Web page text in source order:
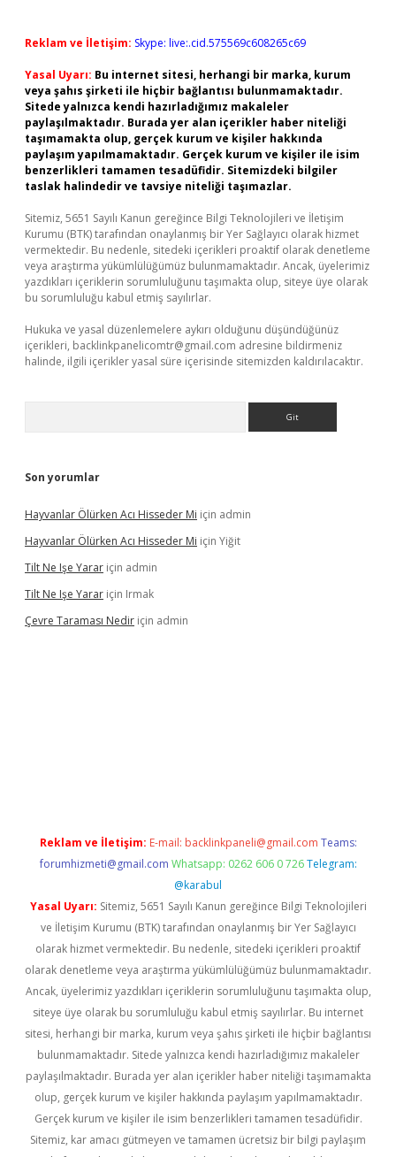
Reklam ve İletişim: Skype: live:.cid.575569c608265c69
Yasal Uyarı: Bu internet sitesi, herhangi bir marka, kurum
veya şahıs şirketi ile hiçbir bağlantısı bulunmamaktadır.
Sitede yalnızca kendi hazırladığımız makaleler
paylaşılmaktadır. Burada yer alan içerikler haber niteliği
taşımamakta olup, gerçek kurum ve kişiler hakkında
paylaşım yapılmamaktadır. Gerçek kurum ve kişiler ile isim
benzerlikleri tamamen tesadüfidir. Sitemizdeki bilgiler
taslak halindedir ve tavsiye niteliği taşımazlar.
Sitemiz, 5651 Sayılı Kanun gereğince Bilgi Teknolojileri ve İletişim
Kurumu (BTK) tarafından onaylanmış bir Yer Sağlayıcı olarak hizmet
vermektedir. Bu nedenle, sitedeki içerikleri proaktif olarak denetleme
veya araştırma yükümlülüğümüz bulunmamaktadır. Ancak, üyelerimiz
yazdıkları içeriklerin sorumluluğunu taşımakta olup, siteye üye olarak
bu sorumluluğu kabul etmiş sayılırlar.
Hukuka ve yasal düzenlemelere aykırı olduğunu düşündüğünüz
içerikleri, backlinkpanelicomtr@gmail.com adresine bildirmeniz
halinde, ilgili içerikler yasal süre içerisinde sitemizden kaldırılacaktır.
Son yorumlar
Hayvanlar Ölürken Acı Hisseder Mi için admin
Hayvanlar Ölürken Acı Hisseder Mi için Yiğit
Tilt Ne Işe Yarar için admin
Tilt Ne Işe Yarar için Irmak
Çevre Taraması Nedir için admin
Reklam ve İletişim: E-mail: backlinkpaneli@gmail.com Teams:
forumhizmeti@gmail.com Whatsapp: 0262 606 0 726 Telegram:
@karabul
Yasal Uyarı: Sitemiz, 5651 Sayılı Kanun gereğince Bilgi Teknolojileri
ve İletişim Kurumu (BTK) tarafından onaylanmış bir Yer Sağlayıcı
olarak hizmet vermektedir. Bu nedenle, sitedeki içerikleri proaktif
olarak denetleme veya araştırma yükümlülüğümüz bulunmamaktadır.
Ancak, üyelerimiz yazdıkları içeriklerin sorumluluğunu taşımakta olup,
siteye üye olarak bu sorumluluğu kabul etmiş sayılırlar. Bu internet
sitesi, herhangi bir marka, kurum veya şahıs şirketi ile hiçbir bağlantısı
bulunmamaktadır. Sitede yalnızca kendi hazırladığımız makaleler
paylaşılmaktadır. Burada yer alan içerikler haber niteliği taşımamakta
olup, gerçek kurum ve kişiler hakkında paylaşım yapılmamaktadır.
Gerçek kurum ve kişiler ile isim benzerlikleri tamamen tesadüfidir.
Sitemiz, kar amacı gütmeyen ve tamamen ücretsiz bir bilgi paylaşım